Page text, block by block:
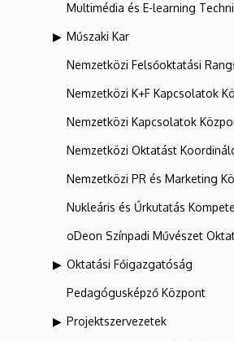
Multimédia és E-learning
Műszaki Kar
Nemzetközi Felsőoktatási
Nemzetközi K+F Kapcsolatok
Nemzetközi Kapcsolatok
Nemzetközi Oktatást
Nemzetközi PR és Marketing
Nukleáris és Űrkutatás
oDeon Színpadi Művészet
Oktatási Főigazgatóság
Pedagógusképző Központ
Projektszervezetek